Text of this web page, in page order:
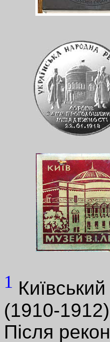
1
(1910-
Після